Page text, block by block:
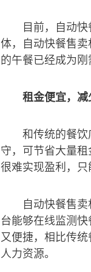
目前，自动
体，自动快餐售
的午餐已经成为
租金便宜，
和传统的餐
守，可节省大量
很难实现盈利，
自动快餐售
台能够在线监测
又便捷，相比传
人力资源。